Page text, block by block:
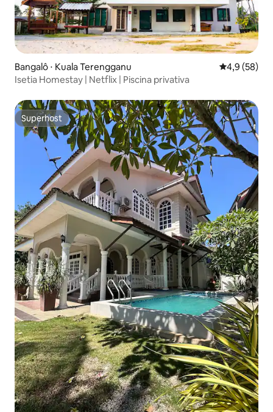
Bangalô ⋅ Kuala Terengganu 4,9 de uma
4,9 (58)
Isetia Homestay | Netflix | Piscina privativa
Superhost
Superhost